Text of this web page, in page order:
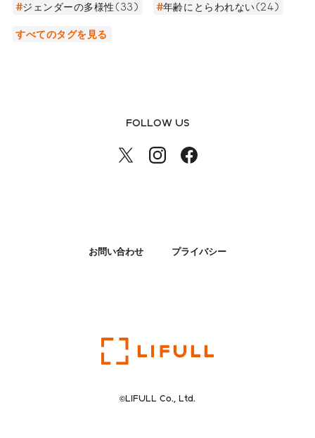
ジェンダーの多様性(33) 年齢にとらわれない(24)
すべてのタグを見る
FOLLOW US
お問い合わせ プライバシー
©LIFULL Co., Ltd.